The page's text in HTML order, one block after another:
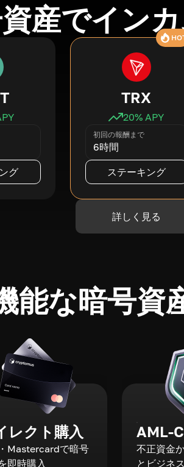
産でイン
グ
TRX
20% APY
初回の報酬まで
6時間
ステーキング
詳しく見る
能な暗号資
レクト購入
Mastercardで暗号
即時購入
AML-
不正資金
とビジネ